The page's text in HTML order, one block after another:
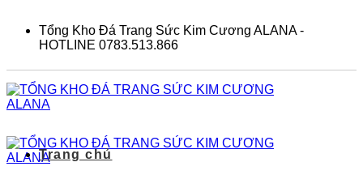
content
Tổng Kho Đá Trang Sức Kim Cương ALANA -
HOTLINE 0783.513.866
Trang chủ